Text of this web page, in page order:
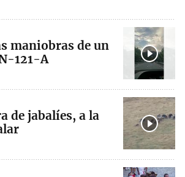
maniobras de un
121-A
de jabalíes, a la